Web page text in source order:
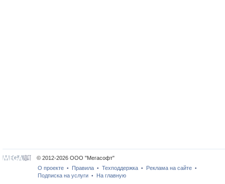
© 2012-2026 ООО "Мегасофт"
О проекте • Правила • Техподдержка • Реклама на сайте •
Подписка на услуги • На главную